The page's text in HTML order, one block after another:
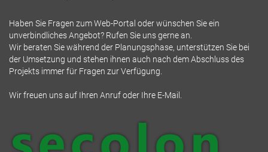
Haben Sie Fragen zum Web-Portal oder wünschen Sie ein
unverbindliches Angebot? Rufen Sie uns gerne an.
Wir beraten Sie während der Planungsphase, unterstützen Sie bei
der Umsetzung und stehen ihnen auch nach dem Abschluss des
Projekts immer für Fragen zur Verfügung.
Wir freuen uns auf Ihren Anruf oder Ihre E-Mail.